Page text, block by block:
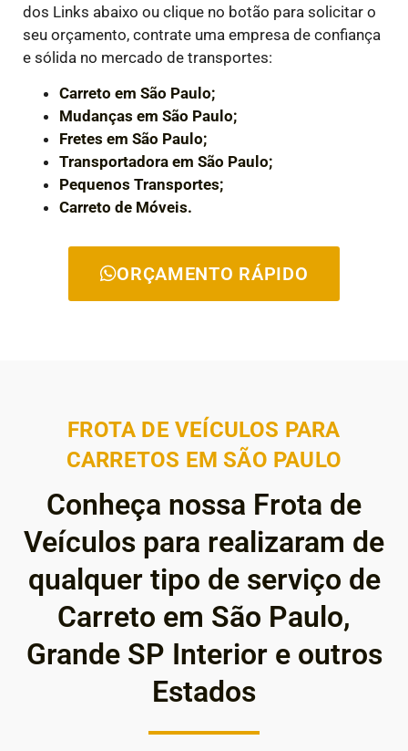
dos Links abaixo ou clique no botão para solicitar o
seu orçamento, contrate uma empresa de confiança
e sólida no mercado de transportes:
Carreto em São Paulo;
Mudanças em São Paulo;
Fretes em São Paulo;
Transportadora em São Paulo;
Pequenos Transportes;
Carreto de Móveis.
ORÇAMENTO RÁPIDO
FROTA DE VEÍCULOS PARA
CARRETOS EM SÃO PAULO
Conheça nossa Frota de
Veículos para realizaram de
qualquer tipo de serviço de
Carreto em São Paulo,
Grande SP Interior e outros
Estados